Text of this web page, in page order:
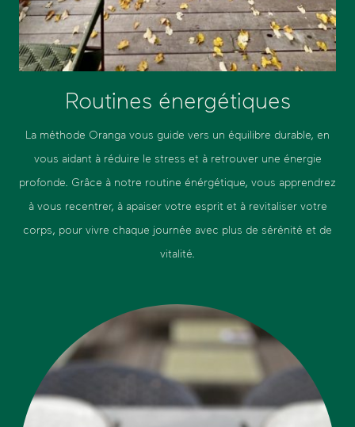
Routines énergétiques
La méthode Oranga vous guide vers un équilibre durable, en
vous aidant à réduire le stress et à retrouver une énergie
profonde. Grâce à notre routine énérgétique, vous apprendrez
à vous recentrer, à apaiser votre esprit et à revitaliser votre
corps, pour vivre chaque journée avec plus de sérénité et de
vitalité.